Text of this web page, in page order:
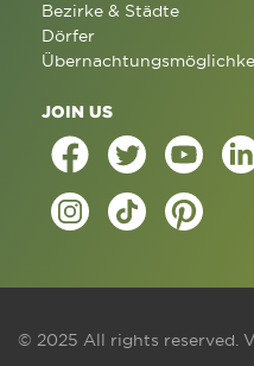
Bezirke & Städte
Dörfer
JOIN US
© 2025 All rights reserved.